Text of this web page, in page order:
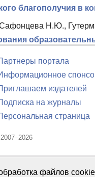
благополучия в
Н.Ю.,
портала
издателей
на журналы
страница
от 14 июля 2016 г.
файлов